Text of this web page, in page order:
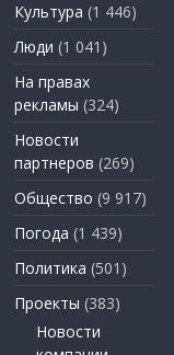
Культура (1 446)
Люди (1 041)
На правах
рекламы (324)
Новости
партнеров (269)
Общество (9 917)
Погода (1 439)
Политика (501)
Проекты (383)
Новости